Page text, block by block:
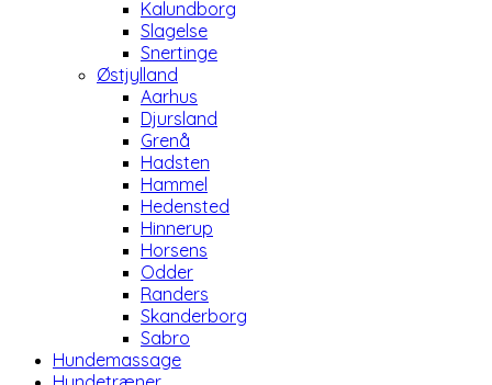
Kalundborg
Slagelse
Snertinge
Østjylland
Aarhus
Djursland
Grenå
Hadsten
Hammel
Hedensted
Hinnerup
Horsens
Odder
Randers
Skanderborg
Sabro
Hundemassage